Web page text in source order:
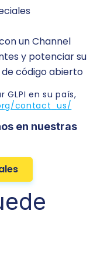
un Channel
y potenciar su
código abierto
en su país,
contact_us/
en nuestras